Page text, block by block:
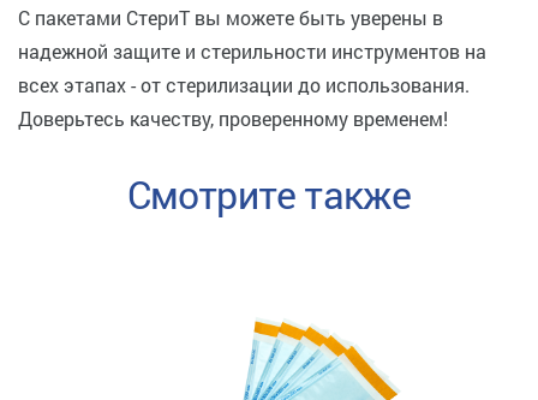
С пакетами СтериТ вы можете быть уверены в
надежной защите и стерильности инструментов на
всех этапах - от стерилизации до использования.
Доверьтесь качеству, проверенному временем!
Смотрите также